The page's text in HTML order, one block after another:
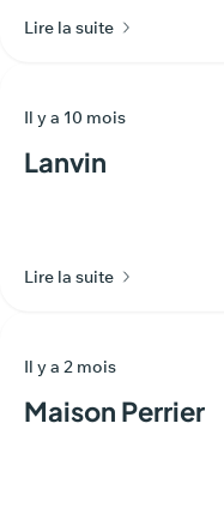
Lire la suite
Il y a 10 mois
Lanvin
Lire la suite
Il y a 2 mois
Maison Perrier